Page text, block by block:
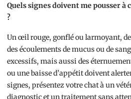
Quels signes doivent me pousser
?
Un œil rouge, gonflé ou larmoyant,
des écoulements de mucus ou de
excessifs, mais aussi des
ou une baisse d’appétit doivent
signes, présentez votre chat à un
diagnostic et un traitement sans